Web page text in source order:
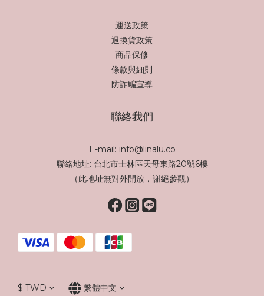
運送政策
退換貨政策
商品保修
條款與細則
防詐騙宣導
聯絡我們
E-mail: info@linalu.co
聯絡地址: 台北市士林區天母東路20號6樓
（此地址無對外開放，謝絕參觀）
$ TWD 繁體中文